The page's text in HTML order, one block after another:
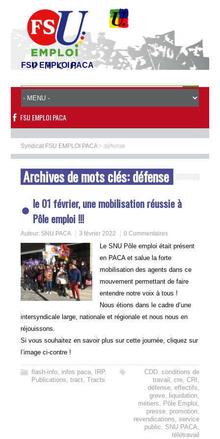
FSU EMPLOI PACA
FSU EMPLOI PACA
Syndicat FSU EMPLOI PACA>défense
Archives de mots clés:défense
le 01 février, une mobilisation réussie à
Pôle emploi !!!
Auteur: SNU PACA 3 février 2022 0 Commentaires
Le SNU Pôle emploi était présent
en PACA et salue la forte
mobilisation des agents dans ce
mouvement permettant de faire
entendre notre voix à tous !
Nous étions dans le cadre d’une
intersyndicale large, nationale et régionale et nous nous en
réjouissons.
Si vous souhaitez en savoir plus sur cette journée, cliquez sur
l’image ci-contre !
flash-info, infos paca, IRP,
Publications,tract,Tracts
CDD, conditions de
travail , cre, CRI ,
défense, effectifs,
greve, liquidation,
métiers, Pôle Emploi,
presse, promotion,
revendications, service
public, SNU PACA,
télétravail